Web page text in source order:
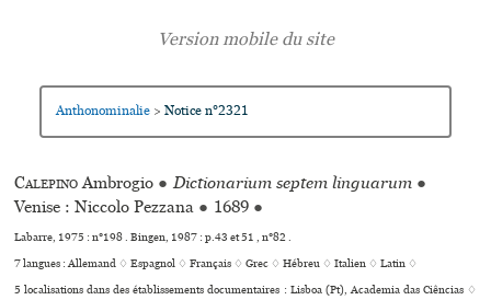
Anthonominalie > Notice n°2321
CalepinoAmbrogio ● Dictionarium septem linguarum ●
Venise : Niccolo Pezzana ● 1689 ●
Labarre, 1975 : n°198 . Bingen, 1987 : p.43 et 51 , n°82 .
7 langues :Allemand ♢Espagnol ♢Français ♢Grec ♢Hébreu ♢Italien ♢Latin ♢
5 localisations dans des établissements documentaires : Lisboa (Pt), Academia das Ciências ♢